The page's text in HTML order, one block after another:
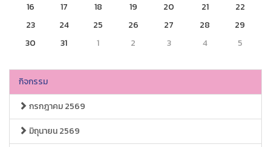
16
17 18 19 20 21
22
23
24 25 26 27 28
29
30
31 1 2 3 4 5
กิจกรรม
กรกฎาคม 2569
มิถุนายน 2569